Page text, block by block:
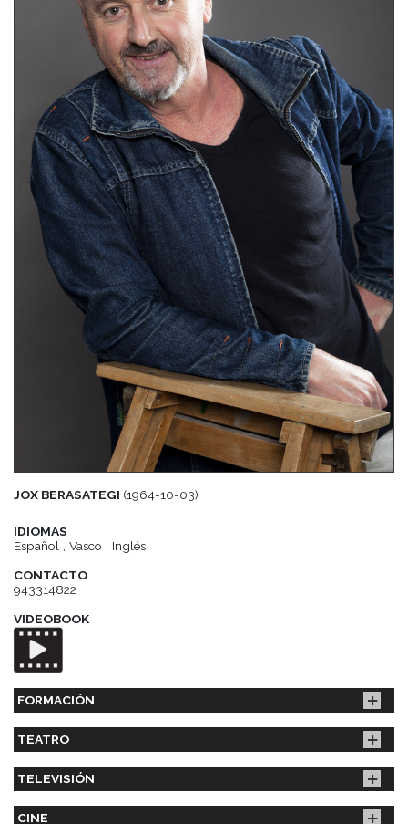
JOX BERASATEGI (1964-10-03)
IDIOMAS
Español , Vasco , Inglés
CONTACTO
943314822
VIDEOBOOK
FORMACIÓN
TEATRO
TELEVISIÓN
CINE